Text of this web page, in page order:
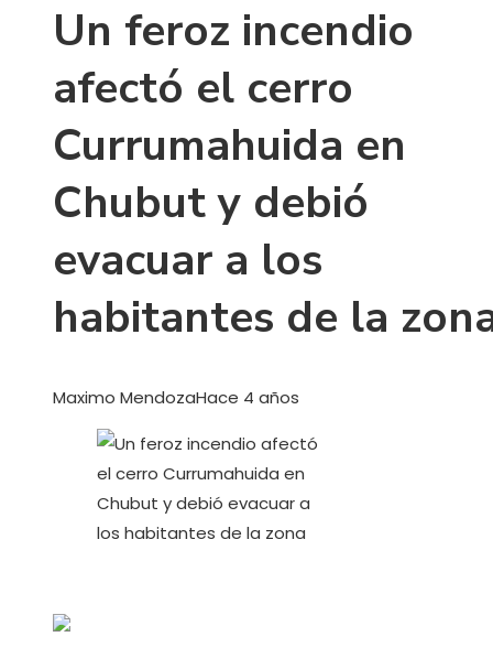
Un feroz incendio
afectó el cerro
Currumahuida en
Chubut y debió
evacuar a los
habitantes de la
Maximo MendozaHace 4 años